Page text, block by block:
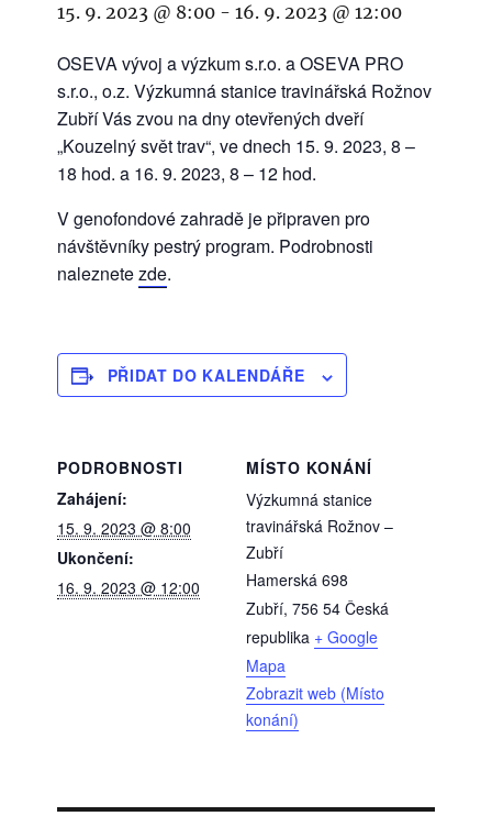
15. 9. 2023 @ 8:00- 16. 9. 2023 @ 12:00
OSEVA vývoj a výzkum s.r.o. a OSEVA PRO
s.r.o., o.z. Výzkumná stanice travinářská Rožnov
Zubří Vás zvou na dny otevřených dveří
„Kouzelný svět trav“, ve dnech 15. 9. 2023, 8 –
18 hod. a 16. 9. 2023, 8 – 12 hod.
V genofondové zahradě je připraven pro
návštěvníky pestrý program. Podrobnosti
naleznetezde.
PŘIDAT DO KALENDÁŘE
PODROBNOSTI
Zahájení:
15. 9. 2023 @ 8:00
Ukončení:
16. 9. 2023 @ 12:00
MÍSTO KONÁNÍ
Výzkumná stanice
travinářská Rožnov –
Zubří
Hamerská 698
Zubří, 756 54 Česká
republika + Google
Mapa
Zobrazit web (Místo
konání)